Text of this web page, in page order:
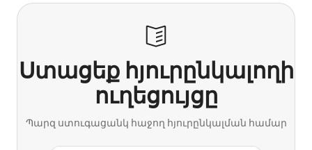
Ստացեք հյուրընկալողի
ուղեցույցը
Պարզ ստուգացանկ հաջող հյուրընկալման համար